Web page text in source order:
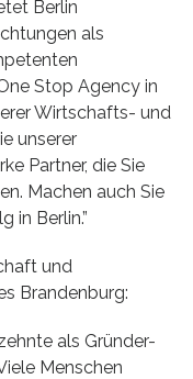
Berlin
als
Stop Agency in
Wirtschafts- und
unserer
Partner, die Sie
Machen auch Sie
in Berlin.”
und
Brandenburg:
als Gründer-
Menschen